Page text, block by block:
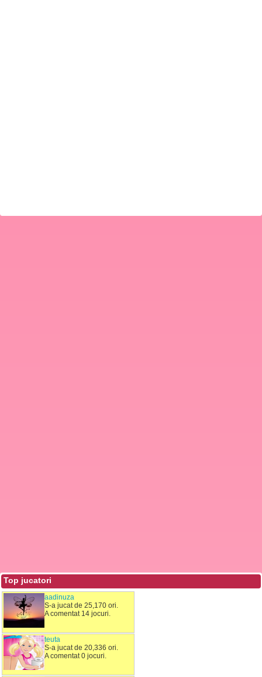
Top jucatori
aadinuza
S-a jucat de 25,170 ori.
A comentat 14 jocuri.
teuta
S-a jucat de 20,336 ori.
A comentat 0 jocuri.